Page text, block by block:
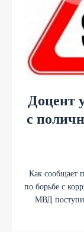
Доцент
с
Как сообщает
по борьбе с
МВД